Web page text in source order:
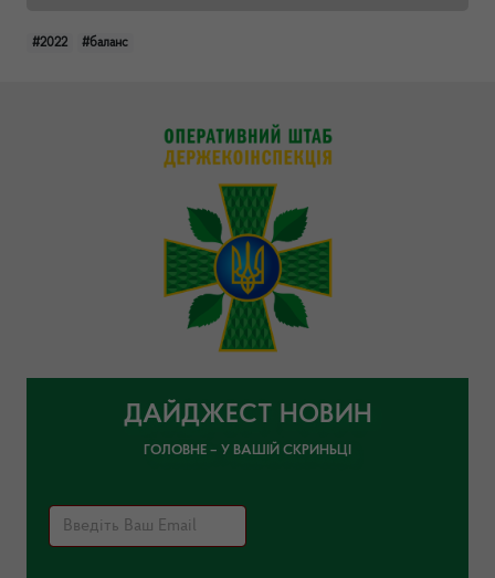
#2022 #баланс
ДАЙДЖЕСТ НОВИН
ГОЛОВНЕ – У ВАШІЙ СКРИНЬЦІ